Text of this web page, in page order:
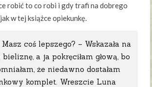
robić to co robi i gdy trafi na dobrego
w tej książce opiekunkę.
coś lepszego? – Wskazała na
bieliznę, a ja pokręciłam głową, bo
że niedawno dostałam
komplet. Wreszcie Luna